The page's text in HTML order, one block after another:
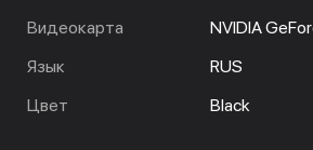
Видеокарта
NVIDIA
Язык
RUS
Цвет
Black